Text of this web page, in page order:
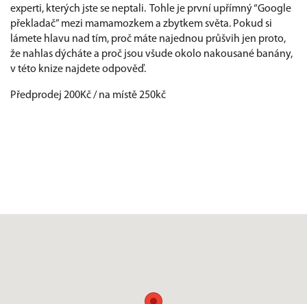
experti, kterých jste se neptali. Tohle je první upřímný “Google
překladač” mezi mamamozkem a zbytkem světa. Pokud si
lámete hlavu nad tím, proč máte najednou průšvih jen proto,
že nahlas dýcháte a proč jsou všude okolo nakousané banány,
v této knize najdete odpověď.
Předprodej 200Kč / na místě 250kč